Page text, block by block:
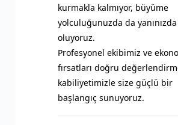
kurmakla kalmıyor, büyüme
yolculuğunuzda da yanınızda
oluyoruz.
Profesyonel ekibimiz ve
fırsatları doğru
kabiliyetimizle size güçlü bir
başlangıç sunuyoruz.